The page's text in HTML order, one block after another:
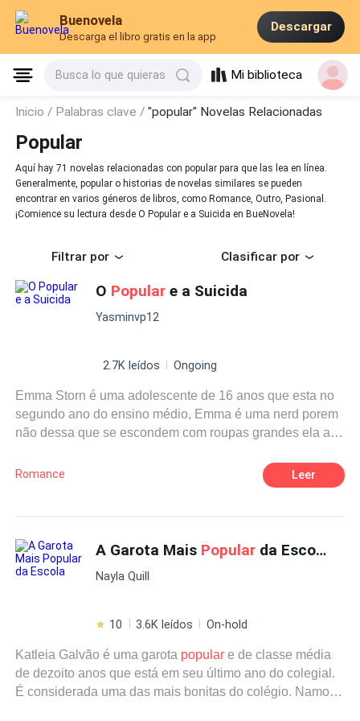
Buenovela
Descarga el libro gratis en la app
Descargar
Busca lo que quieras Mi biblioteca
Inicio / Palabras clave /"popular" Novelas Relacionadas
Popular
Aquí hay 71 novelas relacionadas con popular para que las lea en línea.
Generalmente, popular o historias de novelas similares se pueden
encontrar en varios géneros de libros, como Romance, Outro, Pasional.
¡Comience su lectura desde O Popular e a Suicida en BueNovela!
Filtrar por Clasificar por
O Popular e a Suicida
Yasminvp12
2.7K leídos Ongoing
Emma Storn é uma adolescente de 16 anos que esta no
segundo ano do ensino médio, Emma é uma nerd porem
não dessa que se escondem com roupas grandes ela ate
feliz mais tudo mudou quando sua mae veio a falecer,
Emma passou por momentos difíceis com seu pai e irmão
quando ela conhece Lucas.
Romance Leer
A Garota Mais Popular da Escola
Nayla Quill
10 3.6K leídos On-hold
Katleia Galvão é uma garota popular e de classe média
de dezoito anos que está em seu último ano do colegial.
É considerada uma das mais bonitas do colégio. Namora